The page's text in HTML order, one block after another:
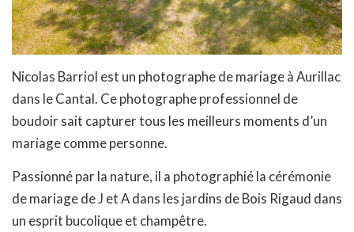
Nicolas Barriol est un photographe de mariage à Aurillac
dans le Cantal. Ce photographe professionnel de
boudoir sait capturer tous les meilleurs moments d’un
mariage comme personne.
Passionné par la nature, il a photographié la cérémonie
de mariage de J et A dans les jardins de Bois Rigaud dans
un esprit bucolique et champêtre.